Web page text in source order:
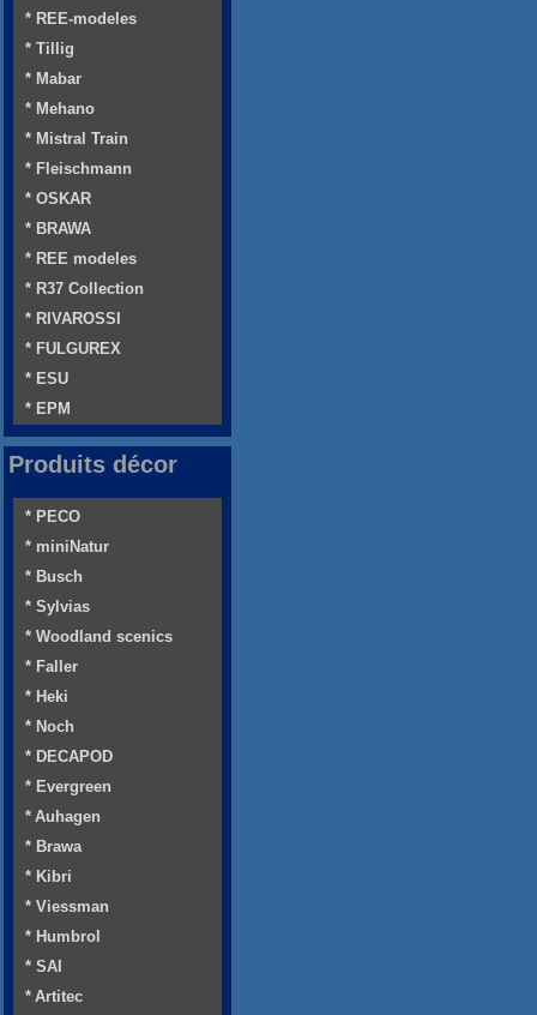
* REE-modeles
* Tillig
* Mabar
* Mehano
* Mistral Train
* Fleischmann
* OSKAR
* BRAWA
* REE modeles
* R37 Collection
* RIVAROSSI
* FULGUREX
* ESU
* EPM
Produits décor
* PECO
* miniNatur
* Busch
* Sylvias
* Woodland scenics
* Faller
* Heki
* Noch
* DECAPOD
* Evergreen
* Auhagen
* Brawa
* Kibri
* Viessman
* Humbrol
* SAI
* Artitec